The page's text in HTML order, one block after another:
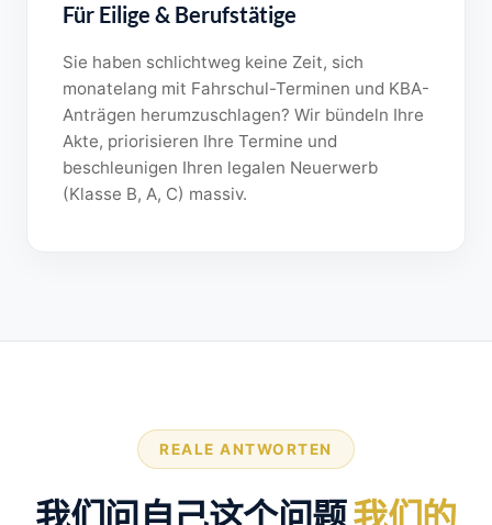
Für Eilige & Berufstätige
Sie haben schlichtweg keine Zeit, sich
monatelang mit Fahrschul-Terminen und KBA-
Anträgen herumzuschlagen? Wir bündeln Ihre
Akte, priorisieren Ihre Termine und
beschleunigen Ihren legalen Neuerwerb
(Klasse B, A, C) massiv.
REALE ANTWORTEN
我们问自己这个问题我们的